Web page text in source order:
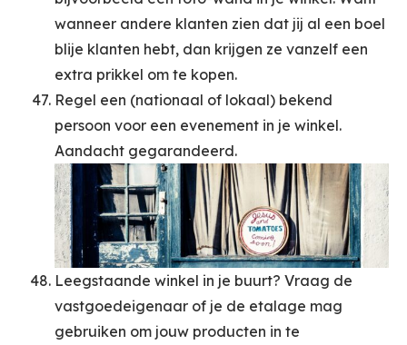
wanneer andere klanten zien dat jij al een boel
blije klanten hebt, dan krijgen ze vanzelf een
extra prikkel om te kopen.
Regel een (nationaal of lokaal) bekend
persoon voor een evenement in je winkel.
Aandacht gegarandeerd.
Leegstaande winkel in je buurt? Vraag de
vastgoedeigenaar of je de etalage mag
gebruiken om jouw producten in te